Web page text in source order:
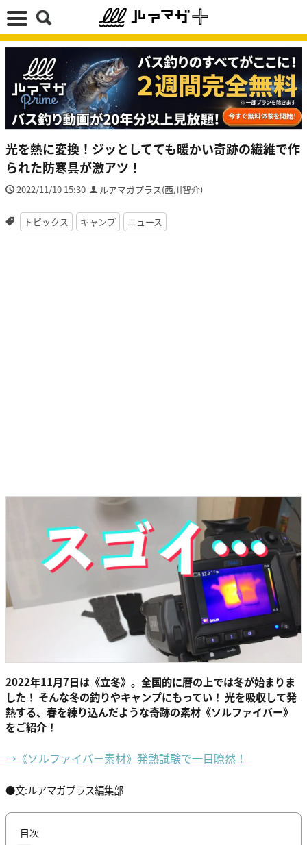
光を熱に変換！ジッとしてても暖かい奇跡の繊維で作
られた防寒具が激アツ！
2022/11/10 15:30 ルアマガプラス(西川智介)
トピックス キャンプ ニュース
2022年11月7日は《立冬》。全国的に暦の上では冬が始まりま
した！ そんな冬の釣りやキャンプにもってい！ 光を吸収して発
熱する、春を練り込んだような奇跡の素材《ソルファイバー》
をご紹介！
→《ソルファイバー素材》発熱試験で一目瞭然！
●文:ルアマガプラス編集部
目次